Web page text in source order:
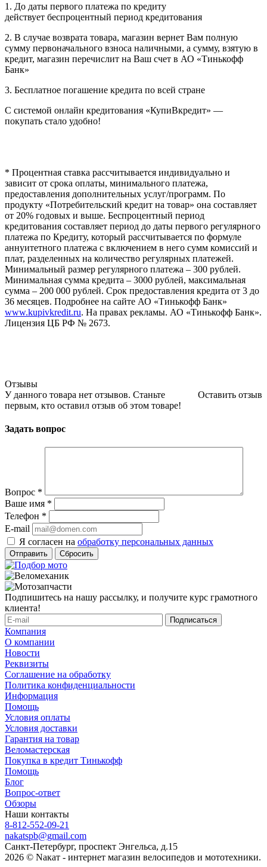
1. До даты первого платежа по кредиту
действует беспроцентный период кредитования
2. В случае возврата товара, магазин вернет Вам полную
сумму первоначального взноса наличными, а сумму, взятую в
кредит, магазин перечислит на Ваш счет в АО «Тинькофф
Банк»
3. Бесплатное погашение кредита по всей стране
С системой онлайн кредитования «КупиВкредит» —
покупать стало удобно!
* Процентная ставка рассчитывается индивидуально и
зависит от срока оплаты, минимального платежа,
предоставления дополнительных услуг/программ. По
продукту «Потребительский кредит на товар» она составляет
от 20% годовых и выше. Беспроцентный период
кредитования составляет период до даты первого регулярного
платежа по Кредиту, который рассчитывается по формуле
аннуитетного платежа с включением в него сумм комиссий и
плат, разделенных на количество регулярных платежей.
Минимальный размер регулярного платежа – 300 рублей.
Минимальная сумма кредита – 3000 рублей, максимальная
сумма – 200 000 рублей. Срок предоставления кредита от 3 до
36 месяцев. Подробнее на сайте АО «Тинькофф Банк»
www.kupivkredit.ru. На правах рекламы. АО «Тинькофф Банк».
Лицензия ЦБ РФ № 2673.
Отзывы
Оставить отзыв
У данного товара нет отзывов. Станьте
первым, кто оставил отзыв об этом товаре!
Задать вопрос
Вопрос *
Ваше имя *
Телефон *
E-mail
Я согласен на обработку персональных данных
Сбросить
Подпишитесь на нашу рассылку, и получите курс грамотного
клиента!
Компания
О компании
Новости
Реквизиты
Соглашение на обработку
Политика конфиденциальности
Информация
Помощь
Условия оплаты
Условия доставки
Гарантия на товар
Веломастерская
Покупка в кредит Тинькофф
Помощь
Блог
Вопрос-ответ
Обзоры
Наши контакты
8-812-552-09-21
nakatspb@gmail.com
Санкт-Петербург, проспект Энгельса, д.15
2026 © Nакат - интернет магазин велосипедов и мототехники.